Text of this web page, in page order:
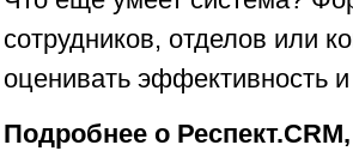
сотрудников, отделов или
оценивать эффективность
Подробнее о